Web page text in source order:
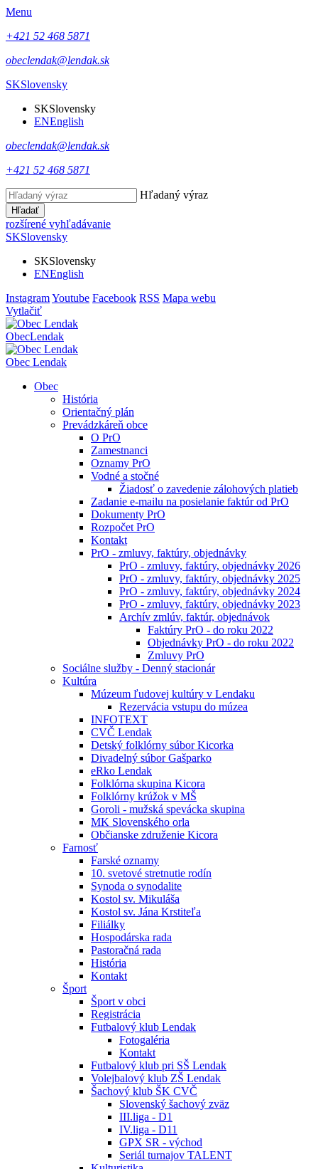
Menu
+421 52 468 5871
obeclendak@lendak.sk
SKSlovensky
SKSlovensky
ENEnglish
obeclendak@lendak.sk
+421 52 468 5871
Hľadaný výraz
Hľadať
rozšírené vyhľadávanie
SKSlovensky
SKSlovensky
ENEnglish
InstagramYoutube Facebook RSS Mapa webu
Vytlačiť
ObecLendak
Obec Lendak
Obec
História
Orientačný plán
Prevádzkáreň obce
O PrO
Zamestnanci
Oznamy PrO
Vodné a stočné
Žiadosť o zavedenie zálohových platieb
Zadanie e-mailu na posielanie faktúr od PrO
Dokumenty PrO
Rozpočet PrO
Kontakt
PrO - zmluvy, faktúry, objednávky
PrO - zmluvy, faktúry, objednávky 2026
PrO - zmluvy, faktúry, objednávky 2025
PrO - zmluvy, faktúry, objednávky 2024
PrO - zmluvy, faktúry, objednávky 2023
Archív zmlúv, faktúr, objednávok
Faktúry PrO - do roku 2022
Objednávky PrO - do roku 2022
Zmluvy PrO
Sociálne služby - Denný stacionár
Kultúra
Múzeum ľudovej kultúry v Lendaku
Rezervácia vstupu do múzea
INFOTEXT
CVČ Lendak
Detský folklórny súbor Kicorka
Divadelný súbor Gašparko
eRko Lendak
Folklórna skupina Kicora
Folklórny krúžok v MŠ
Goroli - mužská spevácka skupina
MK Slovenského orla
Občianske združenie Kicora
Farnosť
Farské oznamy
10. svetové stretnutie rodín
Synoda o synodalite
Kostol sv. Mikuláša
Kostol sv. Jána Krstiteľa
Filiálky
Hospodárska rada
Pastoračná rada
História
Kontakt
Šport
Šport v obci
Registrácia
Futbalový klub Lendak
Fotogaléria
Kontakt
Futbalový klub pri SŠ Lendak
Volejbalový klub ZŠ Lendak
Šachový klub ŠK CVČ
Slovenský šachový zväz
III.liga - D1
IV.liga - D11
GPX SR - východ
Seriál turnajov TALENT